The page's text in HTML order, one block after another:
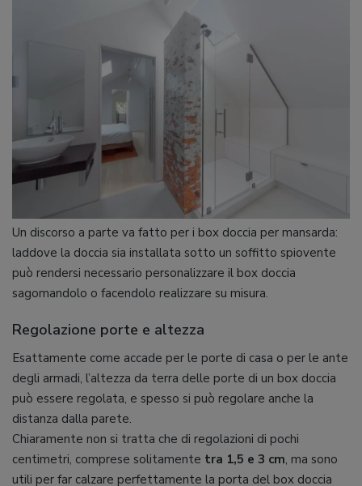
Un discorso a parte va fatto per i box doccia per mansarda:
laddove la doccia sia installata sotto un soffitto spiovente
può rendersi necessario personalizzare il box doccia
sagomandolo o facendolo realizzare su misura.
Regolazione porte e altezza
Esattamente come accade per le porte di casa o per le ante
degli armadi, l’altezza da terra delle porte di un box doccia
può essere regolata, e spesso si può regolare anche la
distanza dalla parete.
Chiaramente non si tratta che di regolazioni di pochi
centimetri, comprese solitamente tra 1,5 e 3 cm, ma sono
utili per far calzare perfettamente la porta del box doccia